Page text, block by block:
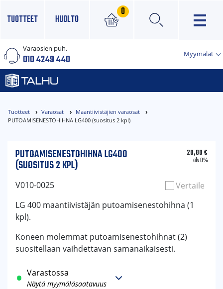
TUOTTEET HUOLTO
0
×
Varaosien puh.
010 4249 440 Myymälät
Tuotteet Varaosat
Maantiivistäjien varaosat
PUTOAMISENESTOHIHNA LG400 (suositus 2 kpl)
PUTOAMISENESTOHIHNA LG400
(SUOSITUS 2 KPL)
20,80€
alv 0%
V010-0025
Vertaile
LG 400 maantiivistäjän putoamisenestohihna (1
kpl).
Koneen molemmat putoamisenestohihnat (2)
suositellaan vaihdettavan samanaikaisesti.
Varastossa
Näytä myymäläsaatavuus